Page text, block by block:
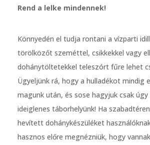
Rend a lelke mindennek!
Könnyedén el tudja rontani a vízparti
törölközőt szeméttel, csikkekkel vagy
dohánytöltetekkel teleszórt fűre lehet
Ügyeljünk rá, hogy a hulladékot mindig
magunk után, és sose hagyjuk csak úgy
ideiglenes táborhelyünk! Ha
hevített dohánykészüléket
hasznos előre megnézniük, hogy